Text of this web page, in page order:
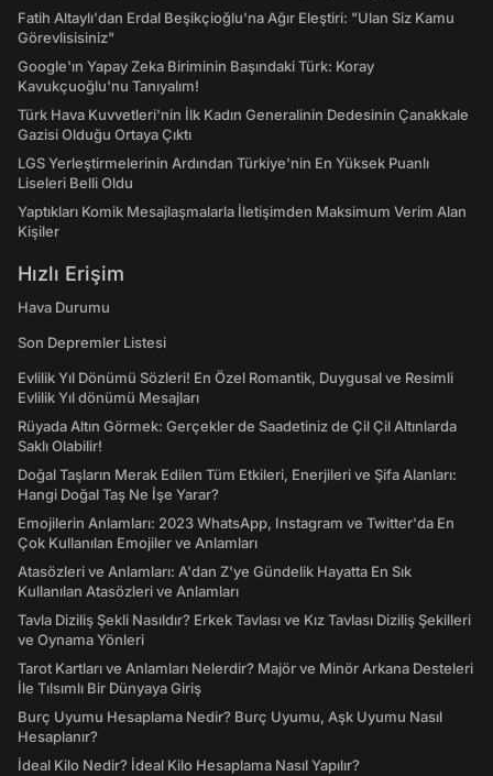
Fatih Altaylı'dan Erdal Beşikçioğlu'na Ağır Eleştiri: "Ulan Siz Kamu
Görevlisisiniz"
Google'ın Yapay Zeka Biriminin Başındaki Türk: Koray
Kavukçuoğlu'nu Tanıyalım!
Türk Hava Kuvvetleri'nin İlk Kadın Generalinin Dedesinin Çanakkale
Gazisi Olduğu Ortaya Çıktı
LGS Yerleştirmelerinin Ardından Türkiye'nin En Yüksek Puanlı
Liseleri Belli Oldu
Yaptıkları Komik Mesajlaşmalarla İletişimden Maksimum Verim Alan
Kişiler
Hızlı Erişim
Hava Durumu
Son Depremler Listesi
Evlilik Yıl Dönümü Sözleri! En Özel Romantik, Duygusal ve Resimli
Evlilik Yıl dönümü Mesajları
Rüyada Altın Görmek: Gerçekler de Saadetiniz de Çil Çil Altınlarda
Saklı Olabilir!
Doğal Taşların Merak Edilen Tüm Etkileri, Enerjileri ve Şifa Alanları:
Hangi Doğal Taş Ne İşe Yarar?
Emojilerin Anlamları: 2023 WhatsApp, Instagram ve Twitter'da En
Çok Kullanılan Emojiler ve Anlamları
Atasözleri ve Anlamları: A'dan Z'ye Gündelik Hayatta En Sık
Kullanılan Atasözleri ve Anlamları
Tavla Diziliş Şekli Nasıldır? Erkek Tavlası ve Kız Tavlası Diziliş Şekilleri
ve Oynama Yönleri
Tarot Kartları ve Anlamları Nelerdir? Majör ve Minör Arkana Desteleri
İle Tılsımlı Bir Dünyaya Giriş
Burç Uyumu Hesaplama Nedir? Burç Uyumu, Aşk Uyumu Nasıl
Hesaplanır?
İdeal Kilo Nedir? İdeal Kilo Hesaplama Nasıl Yapılır?